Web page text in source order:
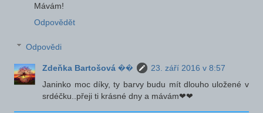
Mávám!
Odpovědět
Odpovědi
Zdeňka Bartošová ��
23. září 2016 v 8:57
Janinko moc díky, ty barvy budu mít dlouho uložené v
srdéčku..přeji ti krásné dny a mávám❤❤